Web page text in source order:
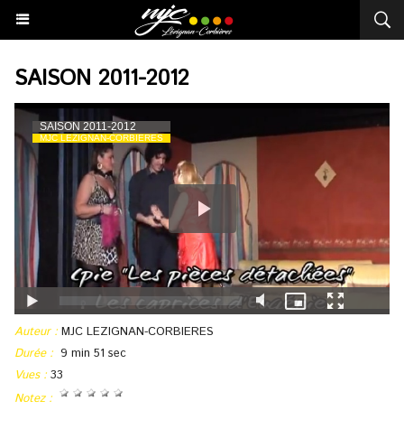
SAISON 2011-2012
Auteur : MJC LEZIGNAN-CORBIERES
Durée : 9 min 51 sec
Vues : 33
Notez :